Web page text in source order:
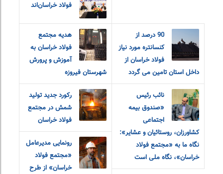
فولاد خراسان‌اند
90 درصد از
کنسانتره مورد نیاز
فولاد خراسان از
داخل استان تامین می گردد
هدیه مجتمع
فولاد خراسان به
آموزش و پرورش
شهرستان فیروزه
نائب رئیس
«صندوق بیمه
اجتماعی
کشاورزان، روستائیان و عشایر»:
نگاه ما به «مجتمع فولاد
خراسان»، نگاه ملی است
رکورد جدید تولید
شمش در مجتمع
فولاد خراسان
رونمایی مدیرعامل
«مجتمع فولاد
خراسان» از طرح